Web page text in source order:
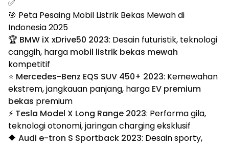
✅
🎯 Peta Pesaing Mobil Listrik Bekas Mewah di
Indonesia 2025
🏆 BMW iX xDrive50 2023: Desain futuristik, teknologi
canggih, harga mobil listrik bekas mewah
kompetitif
⭐ Mercedes-Benz EQS SUV 450+ 2023: Kemewahan
ekstrem, jangkauan panjang, harga EV premium
bekas premium
⚡ Tesla Model X Long Range 2023: Performa gila,
teknologi otonomi, jaringan charging eksklusif
🔶 Audi e-tron S Sportback 2023: Desain sporty,